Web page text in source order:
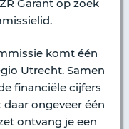
Garant op zoek
komt één
Utrecht. Samen
financiële cijfers
ongeveer één
ontvang je een